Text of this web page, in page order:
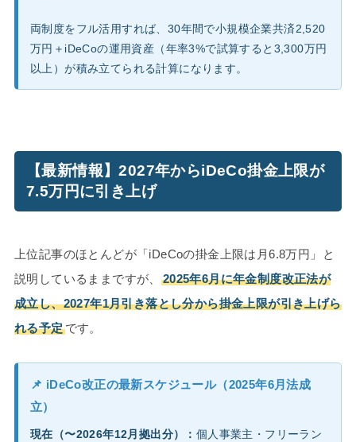
両制度をフル活用すれば、30年間で小規模企業共済2,520
万円＋iDeCoの運用資産（年率3%で試算すると3,300万円
以上）が積み立てられる計算になります。
【最新情報】2027年からiDeCo掛金上限が
7.5万円に引き上げ
上位記事のほとんどが「iDeCoの掛金上限は月6.8万円」と
説明しているままですが、
2025年6月に年金制度改正法が
成立し、2027年1月引き落とし分から掛金上限が引き上げら
れる予定です。
📌 iDeCo改正の最新スケジュール（2025年6月法成
立）
現在（〜2026年12月拠出分）： 個人事業主・フリーラン